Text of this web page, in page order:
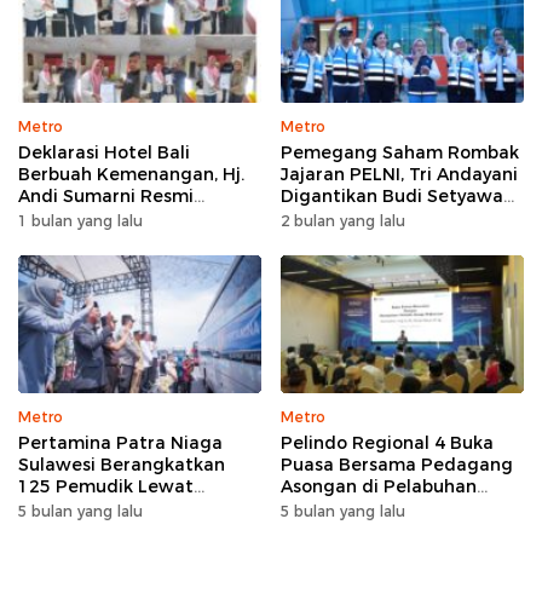
Metro
Deklarasi Hotel Bali
Berbuah Kemenangan, Hj.
Andi Sumarni Resmi
Nahkodai DPW FK PKBM
1 bulan yang lalu
Metro
Pemegang Saham Rombak
Jajaran PELNI, Tri Andayani
Digantikan Budi Setyawan
Wijaya sebagai Dirut
2 bulan yang lalu
Metro
Pertamina Patra Niaga
Sulawesi Berangkatkan
125 Pemudik Lewat
Program Mudik Gratis
5 bulan yang lalu
Metro
Pelindo Regional 4 Buka
Puasa Bersama Pedagang
Asongan di Pelabuhan
Makassar, Perkuat
5 bulan yang lalu